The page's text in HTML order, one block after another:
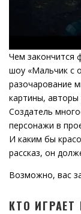
Чем закончится
шоу «Мальчик с
разочарование
картины, авторы
Создатель
персонажи в
И каким бы
рассказ, он
Возможно, вас
КТО ИГРАЕТ